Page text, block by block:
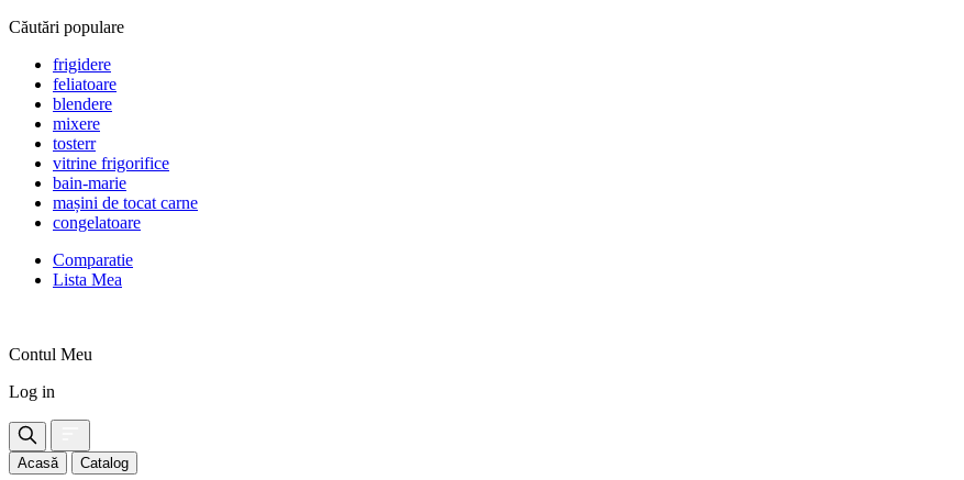
Căutări populare
frigidere
feliatoare
blendere
mixere
tosterr
vitrine frigorifice
bain-marie
mașini de tocat carne
congelatoare
Comparatie
Lista Mea
Contul Meu
Log in
Acasă Catalog